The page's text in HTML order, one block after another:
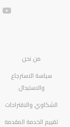
من نحن
سياسة الاسترجاع
والاستبدال
الشكاوي والاقتراحات
تقييم الخدمة المقدمة